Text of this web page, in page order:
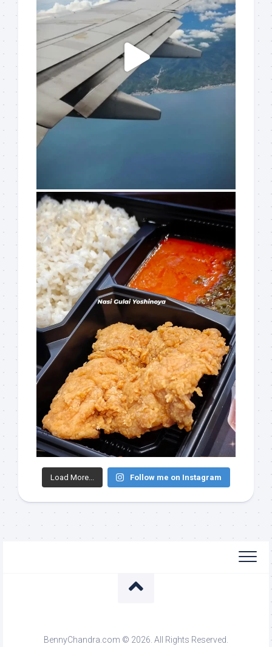
Load More... Follow me on Instagram
BennyChandra.com © 2026. All Rights Reserved.